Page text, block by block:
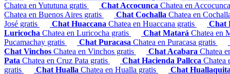
Chatea en Yututuna gratis
Chat Accocunca Chatea en
Chatea en Buenos Aires gratis
Chat Cochalla Chatea en
José gratis
Chat Huaccana Chatea en Huaccana gratis
Chat
Luricocha Chatea en Luricocha gratis Chat Matará Chatea en
Pucamachay gratis
Chat Puracasa Chatea en Puracasa gratis
Chat Vinchos Chatea en Vinchos gratis Chat Acabara Chatea
Pata Chatea en Cruz Pata gratis Chat Hacienda Pallcca Chatea
gratis
Chat Hualla Chatea en Hualla gratis Chat